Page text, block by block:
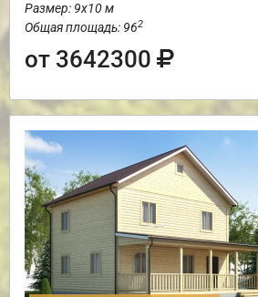
Размер: 9х10 м
Общая площадь: 962
от 3642300